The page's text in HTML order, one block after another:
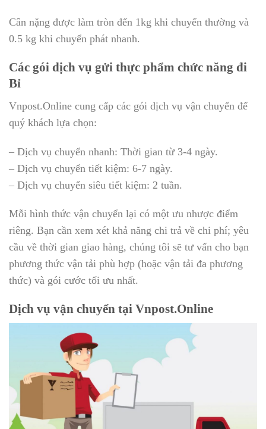
Cân nặng được làm tròn đến 1kg khi chuyển thường và
0.5 kg khi chuyển phát nhanh.
Các gói dịch vụ gửi thực phẩm chức năng đi
Bỉ
Vnpost.Online cung cấp các gói dịch vụ vận chuyển để
quý khách lựa chọn:
– Dịch vụ chuyển nhanh: Thời gian từ 3-4 ngày.
– Dịch vụ chuyển tiết kiệm: 6-7 ngày.
– Dịch vụ chuyển siêu tiết kiệm: 2 tuần.
Mỗi hình thức vận chuyển lại có một ưu nhược điểm
riêng. Bạn cần xem xét khả năng chi trả về chi phí; yêu
cầu về thời gian giao hàng, chúng tôi sẽ tư vấn cho bạn
phương thức vận tải phù hợp (hoặc vận tải đa phương
thức) và gói cước tối ưu nhất.
Dịch vụ vận chuyển tại Vnpost.Online